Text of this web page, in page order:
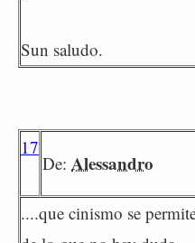
Sun saludo.
17
De: Alessandro
....que cinismo se